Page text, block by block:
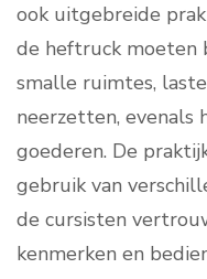
ook uitgebreide
de heftruck moeten
smalle ruimtes,
neerzetten, evenals
goederen. De
gebruik van
de cursisten
kenmerken en